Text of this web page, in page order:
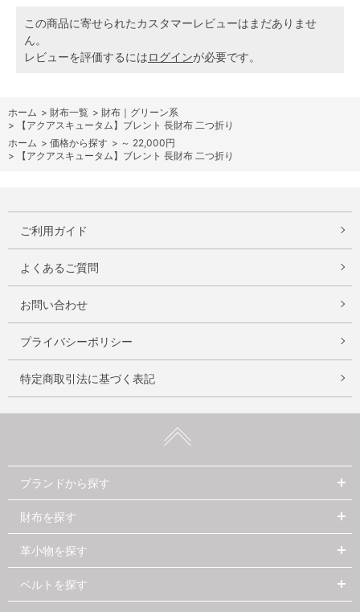
この商品に寄せられたカスタマーレビューはまだありませ
ん。
レビューを評価するにはログインが必要です。
ホーム > 財布一覧 > 財布｜グリーン系
>
【アクアスキュータム】ブレント 長財布 二つ折り
ホーム > 価格から探す > ～ 22,000円
>
【アクアスキュータム】ブレント 長財布 二つ折り
ご利用ガイド
よくあるご質問
お問い合わせ
プライバシーポリシー
特定商取引法に基づく表記
ブランドから探す
財布を探す
革小物を探す
ベルトを探す